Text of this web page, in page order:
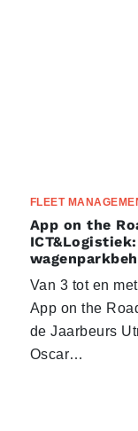
FLEET
App on the
Van 3 tot en
App on the
de Jaarbeurs
Oscar…